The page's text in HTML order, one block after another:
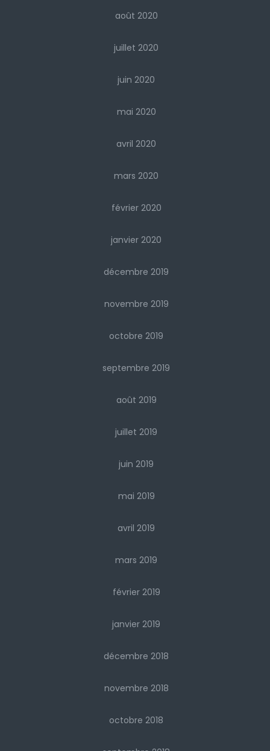
août 2020
juillet 2020
juin 2020
mai 2020
avril 2020
mars 2020
février 2020
janvier 2020
décembre 2019
novembre 2019
octobre 2019
septembre 2019
août 2019
juillet 2019
juin 2019
mai 2019
avril 2019
mars 2019
février 2019
janvier 2019
décembre 2018
novembre 2018
octobre 2018